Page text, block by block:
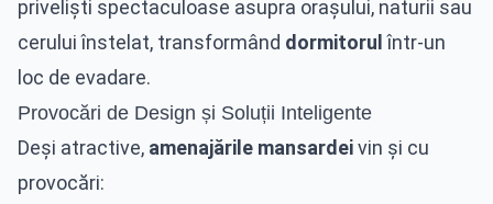
priveliști spectaculoase asupra orașului, naturii sau
cerului înstelat, transformând dormitorulîntr-un
loc de evadare.
Provocări de Design și Soluții Inteligente
Deși atractive, amenajările mansardeivin și cu
provocări: